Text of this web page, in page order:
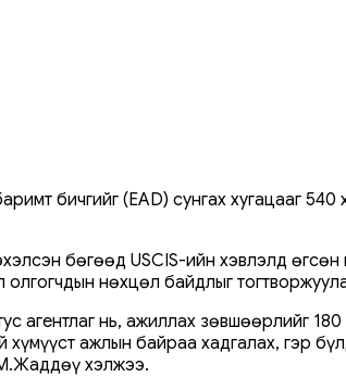
бичгийг (EAD) сунгах хугацааг 540
бөгөөд USCIS-ийн хэвлэлд
нөхцөл байдлыг
агентлаг нь, ажиллах зөвшөөрлийг
ажлын байраа хадгалах, гэр
хэлжээ.